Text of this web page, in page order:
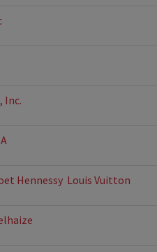
Inc.
Hennessy  Louis Vuitton